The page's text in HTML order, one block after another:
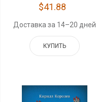
$41.88
Доставка за 14–20 дней
КУПИТЬ